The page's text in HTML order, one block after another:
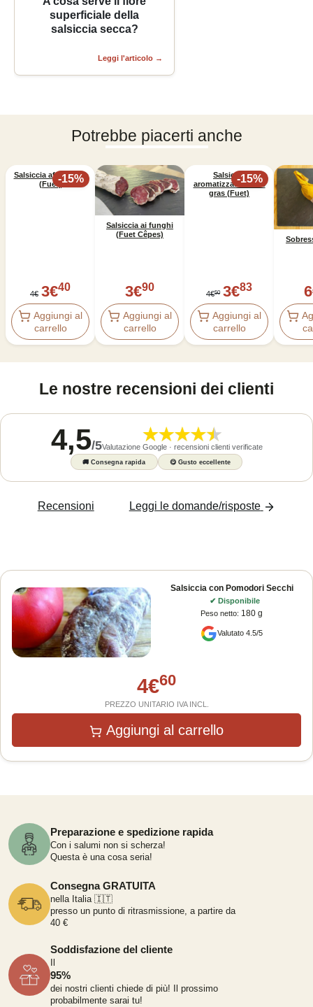
superficiale della
salsiccia secca?
Leggi l'articolo →
Potrebbe piacerti anche
-15%
Salsiccia affumicata
(Fuet)
4€ 3€40
Aggiungi al
carrello
Salsiccia ai funghi
(Fuet Cêpes)
3€90
Aggiungi al
carrello
-15%
Salsiccia
aromatizzata al foie
gras (Fuet)
4€50 3€83
Aggiungi al
carrello
6
Le nostre recensioni dei clienti
4,5/5Valutazione Google · recensioni clienti verificate
🚚Consegna rapida 😋 Gusto eccellente
Recensioni Leggi le domande/risposte
Salsiccia con Pomodori Secchi
✔ Disponibile
Peso netto: 180 g
Valutato 4.5/5
4€60
PREZZO UNITARIO IVA INCL.
Aggiungi al carrello
Preparazione e spedizione rapida
Con i salumi non si scherza!
Questa è una cosa seria!
Consegna GRATUITA
nella Italia 🇮🇹
presso un punto di ritrasmissione, a partire da
40 €
Soddisfazione del cliente
95%
dei nostri clienti chiede di più! Il prossimo
probabilmente sarai tu!